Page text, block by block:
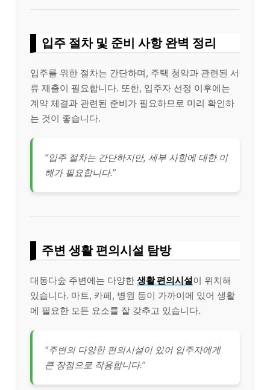
입주 절차 및 준비 사항 완벽 정리
입주를 위한 절차는 간단하며, 주택 청약과 관련된 서
류 제출이 필요합니다. 또한, 입주자 선정 이후에는
계약 체결과 관련된 준비가 필요하므로 미리 확인하
는 것이 좋습니다.
“입주 절차는 간단하지만, 세부 사항에 대한 이
해가 필요합니다.”
주변 생활 편의시설 탐방
대동다숲 주변에는 다양한 생활 편의시설이 위치해
있습니다. 마트, 카페, 병원 등이 가까이에 있어 생활
에 필요한 모든 요소를 잘 갖추고 있습니다.
“주변의 다양한 편의시설이 있어 입주자에게
큰 장점으로 작용합니다.”